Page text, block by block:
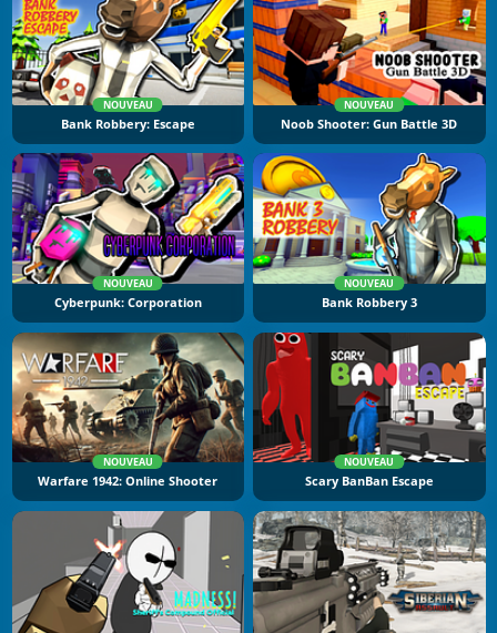
NOUVEAU
Bank Robbery: Escape
NOUVEAU
Noob Shooter: Gun Battle 3D
NOUVEAU
Cyberpunk: Corporation
NOUVEAU
Bank Robbery 3
NOUVEAU
Warfare 1942: Online Shooter
NOUVEAU
Scary BanBan Escape